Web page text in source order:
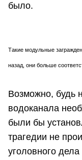
было.
Такие модульные
назад, они больше
Возможно, будь
водоканала
были бы
трагедии не
уголовного